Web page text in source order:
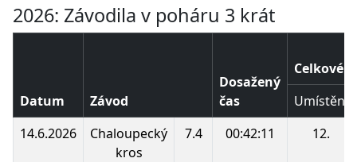
2026: Závodila v poháru 3 krát
Datum Závod
Dosažený
čas
Celkové
Umístění
14.6.2026
Chaloupecký
kros
7.4 00:42:11 12.